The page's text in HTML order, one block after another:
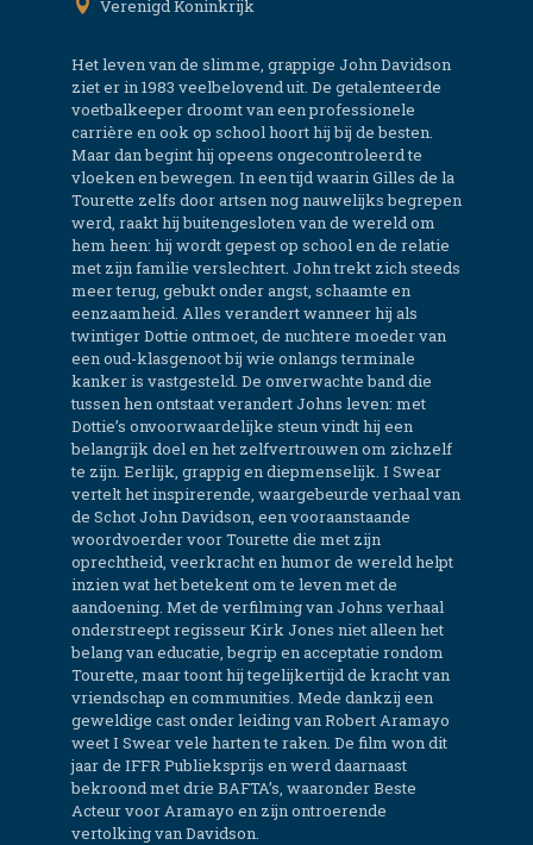
Verenigd Koninkrijk
Het leven van de slimme, grappige John Davidson
ziet er in 1983 veelbelovend uit. De getalenteerde
voetbalkeeper droomt van een professionele
carrière en ook op school hoort hij bij de besten.
Maar dan begint hij opeens ongecontroleerd te
vloeken en bewegen. In een tijd waarin Gilles de la
Tourette zelfs door artsen nog nauwelijks begrepen
werd, raakt hij buitengesloten van de wereld om
hem heen: hij wordt gepest op school en de relatie
met zijn familie verslechtert. John trekt zich steeds
meer terug, gebukt onder angst, schaamte en
eenzaamheid. Alles verandert wanneer hij als
twintiger Dottie ontmoet, de nuchtere moeder van
een oud-klasgenoot bij wie onlangs terminale
kanker is vastgesteld. De onverwachte band die
tussen hen ontstaat verandert Johns leven: met
Dottie’s onvoorwaardelijke steun vindt hij een
belangrijk doel en het zelfvertrouwen om zichzelf
te zijn. Eerlijk, grappig en diepmenselijk. I Swear
vertelt het inspirerende, waargebeurde verhaal van
de Schot John Davidson, een vooraanstaande
woordvoerder voor Tourette die met zijn
oprechtheid, veerkracht en humor de wereld helpt
inzien wat het betekent om te leven met de
aandoening. Met de verfilming van Johns verhaal
onderstreept regisseur Kirk Jones niet alleen het
belang van educatie, begrip en acceptatie rondom
Tourette, maar toont hij tegelijkertijd de kracht van
vriendschap en communities. Mede dankzij een
geweldige cast onder leiding van Robert Aramayo
weet I Swear vele harten te raken. De film won dit
jaar de IFFR Publieksprijs en werd daarnaast
bekroond met drie BAFTA’s, waaronder Beste
Acteur voor Aramayo en zijn ontroerende
vertolking van Davidson.